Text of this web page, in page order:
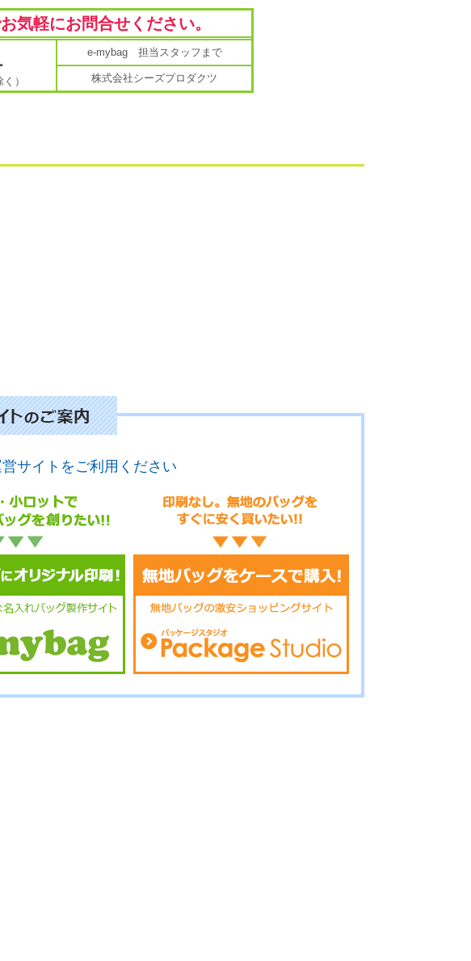
お気軽にお問合せください。
）
e-mybag 担当スタッフまで
株式会社シーズプロダクツ
サイトをご利用ください